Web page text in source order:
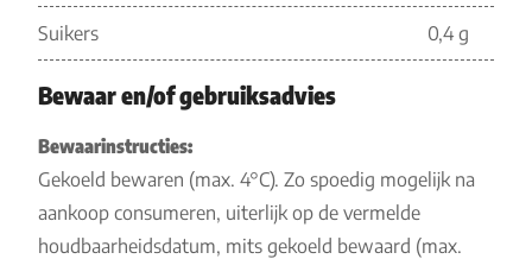
Suikers 0,4 g
Bewaar en/of gebruiksadvies
Bewaarinstructies:
Gekoeld bewaren (max. 4°C). Zo spoedig mogelijk na
aankoop consumeren, uiterlijk op de vermelde
houdbaarheidsdatum, mits gekoeld bewaard (max.